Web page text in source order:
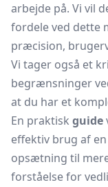
arbejde på. Vi vil
fordele ved dette
præcision,
Vi tager også et
begrænsninger
at du har et
En praktisk guide
effektiv brug af
opsætning til
forståelse for